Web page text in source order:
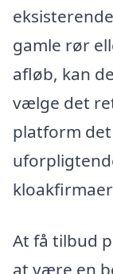
gamle rør
afløb, kan
vælge det
platform
At få tilbud
at være en